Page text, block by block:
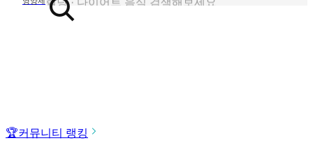
음식 · 영양제 리뷰를 찾아보세요
🏆커뮤니티 랭킹